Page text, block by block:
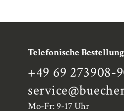
Telefonische
+49 69 273908-
service
Mo-Fr: 9-17 Uhr